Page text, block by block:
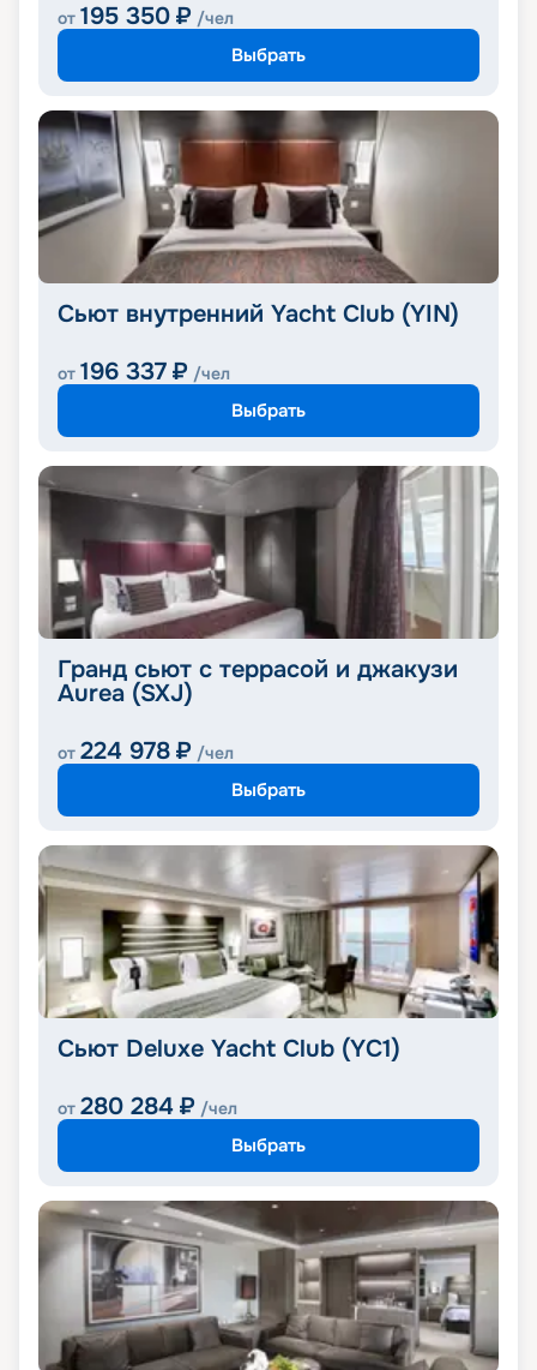
от 195 350 ₽ /чел
Выбрать
Сьют внутренний Yacht Club (YIN)
от 196 337 ₽ /чел
Выбрать
Гранд сьют с террасой и джакузи
Aurea (SXJ)
от 224 978 ₽ /чел
Выбрать
Сьют Deluxe Yacht Club (YC1)
от 280 284 ₽ /чел
Выбрать